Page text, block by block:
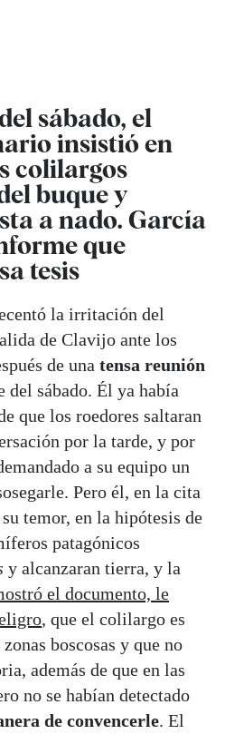
sábado, el
insistió en
colilargos
buque y
a nado. García
que
tesis
la irritación del
de Clavijo ante los
de una tensa reunión
del sábado. Él ya había
que los roedores saltaran
por la tarde, y por
a su equipo un
Pero él, en la cita
temor, en la hipótesis de
patagónicos
y alcanzaran tierra, y la
el documento, le
, que el colilargo es
boscosas y que no
además de que en las
no se habían detectado
de convencerle. El